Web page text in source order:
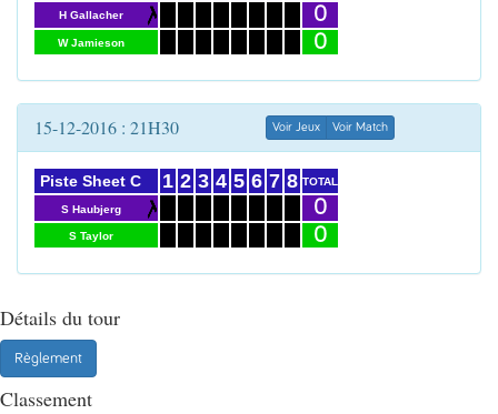
H Gallacher
W Jamieson
0
0
15-12-2016 : 21H30 Voir Jeux Voir Match
Piste Sheet C
S Haubjerg
S Taylor
1 2 3 4 5 6 7 8 TOTAL
0
0
Détails du tour
Règlement
Classement